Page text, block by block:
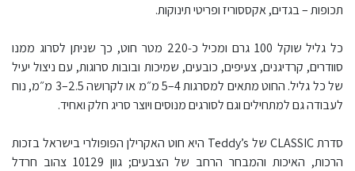
תכופות – בגדים, אקססוריז ופריטי תינוקות.
כל גליל שוקל 100 גרם ומכיל כ‑220 מטר חוט, כך שניתן לסרוג ממנו
סוודרים, קרדיגנים, צעיפים, כובעים, שמיכות ובובות סרוגות, עם ניצול יעיל
של כל גליל. החוט מתאים למסרגות 4–5 מ״מ או לקרושה 2.5–3 מ״מ, נוח
לעבודה גם למתחילים וגם לסורגים מנוסים ויוצר סריג חלק ואחיד.
סדרת CLASSIC של Teddy’s היא חוט האקרילן הפופולרי בישראל בזכות
הרכות, האיכות והמבחר הרחב של הצבעים; גוון 10129 צהוב חרדל